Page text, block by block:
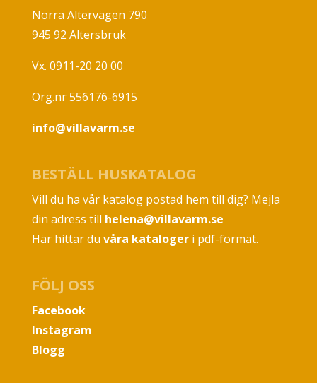
Norra Altervägen 790
945 92 Altersbruk
Vx. 0911-20 20 00
Org.nr 556176-6915
info@villavarm.se
BESTÄLL HUSKATALOG
Vill du ha vår katalog postad hem till dig? Mejla
din adress till helena@villavarm.se
Här hittar du våra katalogeri pdf-format.
FÖLJ OSS
Facebook
Instagram
Blogg